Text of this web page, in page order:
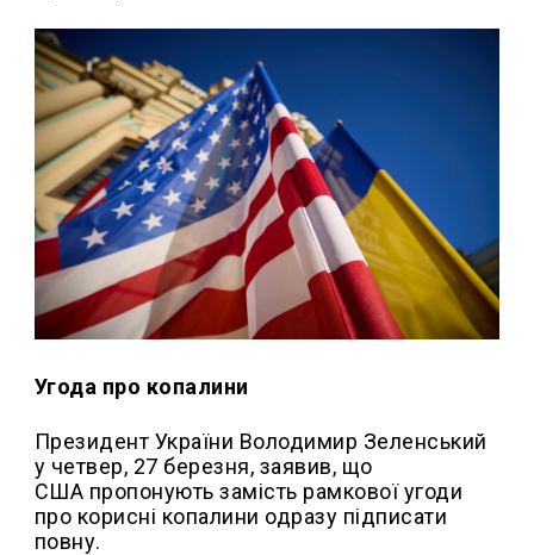
Угода про копалини
Президент України Володимир Зеленський
у четвер, 27 березня, заявив, що
США пропонують замість рамкової угоди
про корисні копалини одразу підписати
повну.